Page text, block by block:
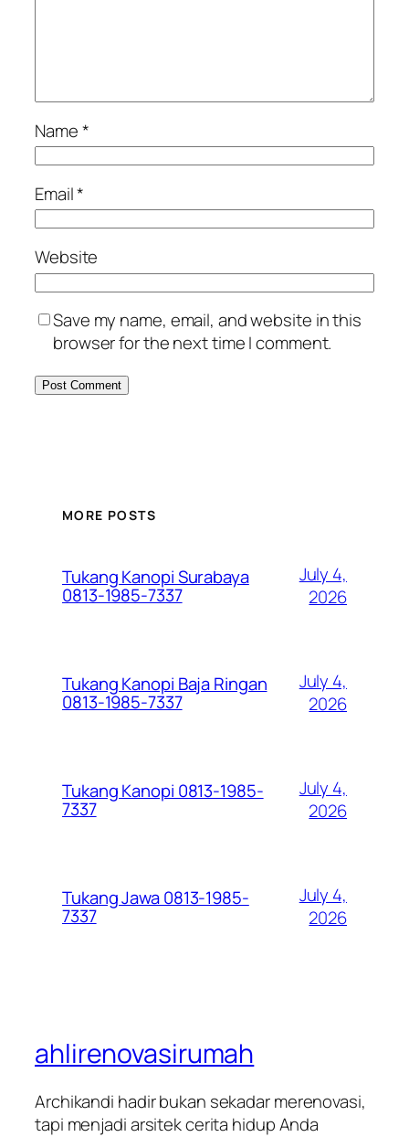
Name*
Email*
Website
Save my name, email, and website in this
browser for the next time I comment.
MORE POSTS
Tukang Kanopi Surabaya
0813-1985-7337
July 4,
2026
Tukang Kanopi Baja Ringan
0813-1985-7337
July 4,
2026
Tukang Kanopi 0813-1985-
7337
July 4,
2026
Tukang Jawa 0813-1985-
7337
July 4,
2026
ahlirenovasirumah
Archikandi hadir bukan sekadar merenovasi,
tapi menjadi arsitek cerita hidup Anda